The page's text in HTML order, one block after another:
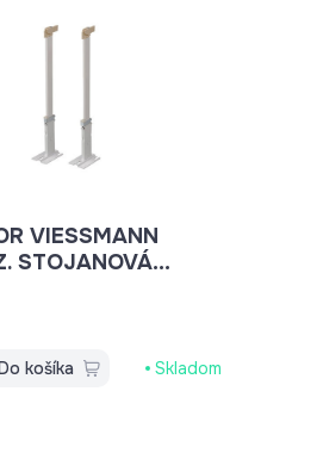
VIESSMANN
STOJANOVÁ
košíka Skladom